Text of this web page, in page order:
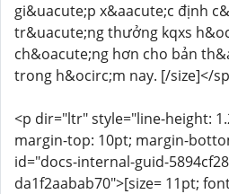
gi&uacute;p x&aacute;c định
tr&uacute;ng thưởng kqxs
ch&oacute;ng hơn cho bản
trong h&ocirc;m nay. [/size]</
<p dir="ltr" style="line-height:
margin-top: 10pt; margin-
id="docs-internal-guid-
da1f2aabab70">[size= 11pt;